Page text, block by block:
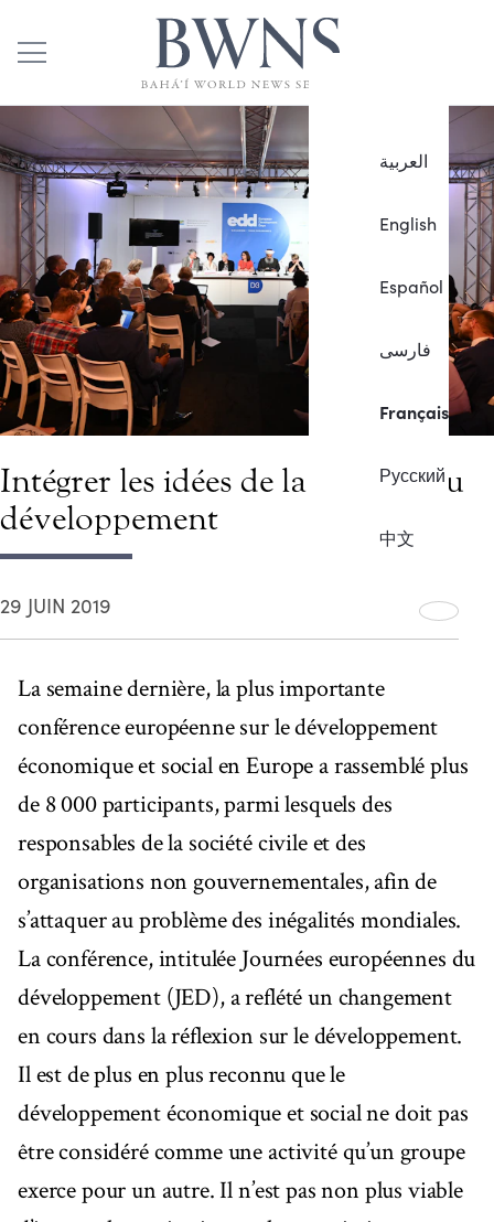
العربية
English
Español
فارسی
Français
Русский
中文
Intégrer les idées de la religion au
développement
29 JUIN 2019
La semaine dernière, la plus importante
conférence européenne sur le développement
économique et social en Europe a rassemblé plus
de 8 000 participants, parmi lesquels des
responsables de la société civile et des
organisations non gouvernementales, afin de
s’attaquer au problème des inégalités mondiales.
La conférence, intitulée Journées européennes du
développement (JED), a reflété un changement
en cours dans la réflexion sur le développement.
Il est de plus en plus reconnu que le
développement économique et social ne doit pas
être considéré comme une activité qu’un groupe
exerce pour un autre. Il n’est pas non plus viable